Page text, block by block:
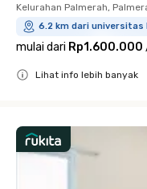
Kelurahan Palmerah,
6.2 km dari universitas
mulai dari Rp1.600.000
Lihat info lebih banyak